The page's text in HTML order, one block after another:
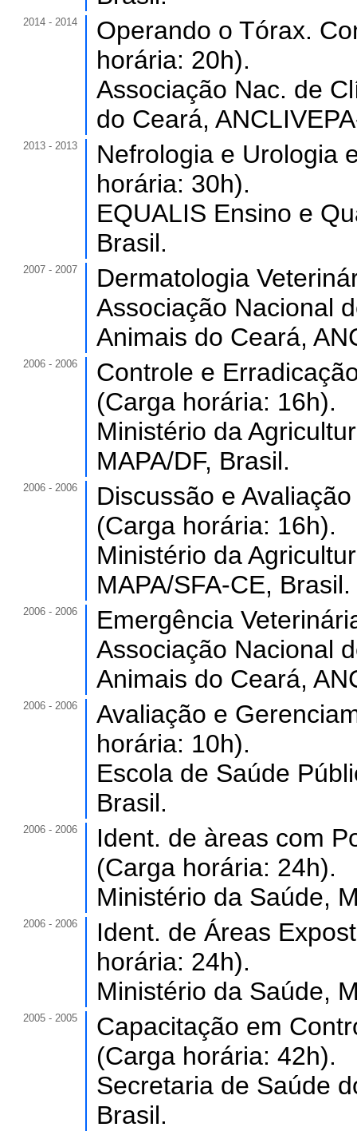
2014 - 2014
Operando o Tórax.
horária: 20h).
Associação Nac. de
do Ceará,
2013 - 2013
Nefrologia e Urologia
horária: 30h).
EQUALIS Ensino e
Brasil.
2007 - 2007
Dermatologia
Associação Nacional
Animais do Ceará,
2006 - 2006
Controle e
(Carga horária: 16h).
Ministério da
MAPA/DF, Brasil.
2006 - 2006
Discussão e
(Carga horária: 16h).
Ministério da
MAPA/SFA-CE, Brasil.
2006 - 2006
Emergência
Associação Nacional
Animais do Ceará,
2006 - 2006
Avaliação e
horária: 10h).
Escola de Saúde
Brasil.
2006 - 2006
Ident. de àreas com
(Carga horária: 24h).
Ministério da Saúde,
2006 - 2006
Ident. de Áreas
horária: 24h).
Ministério da Saúde,
2005 - 2005
Capacitação em
(Carga horária: 42h).
Secretaria de Saúde
Brasil.